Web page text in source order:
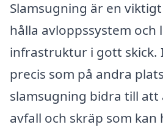
Slamsugning är en
hålla avloppssystem och
infrastruktur i gott skick.
precis som på andra
slamsugning bidra till att
avfall och skräp som kan